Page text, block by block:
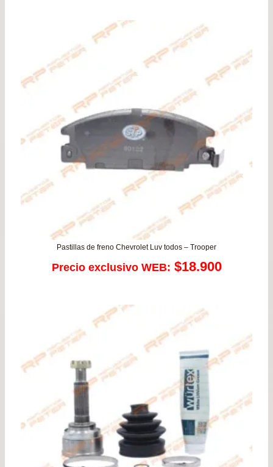
era:
$57.900.
Pastillas de freno Chevrolet Luv todos – Trooper
Precio exclusivo WEB: $18.900